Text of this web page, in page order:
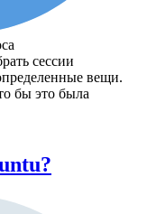
сессии
вещи.
бы это была